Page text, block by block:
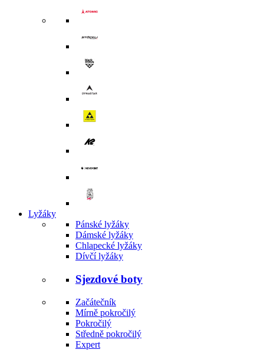
Lyžáky
Pánské lyžáky
Dámské lyžáky
Chlapecké lyžáky
Dívčí lyžáky
Sjezdové boty
Začátečník
Mírně pokročilý
Pokročilý
Středně pokročilý
Expert